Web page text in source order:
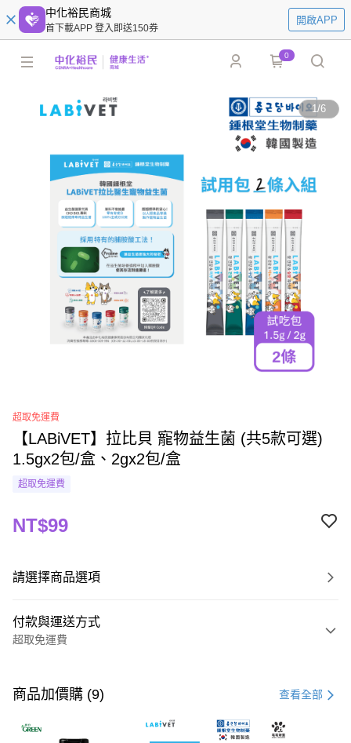
中化裕民商城
首下載APP 登入即送150券
開啟APP
0
1/6
超取免運費
【LABiVET】拉比貝 寵物益生菌 (共5款可選)
1.5gx2包/盒、2gx2包/盒
超取免運費
NT$99
請選擇商品選項
付款與運送方式
超取免運費
信用卡一次付款
超商取貨付款
商品加價購 (9) 查看全部